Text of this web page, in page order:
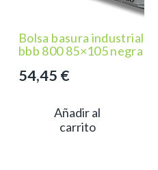
Bolsa basura industrial
bbb 800 85×105 negra
54,45 €
Añadir al
carrito